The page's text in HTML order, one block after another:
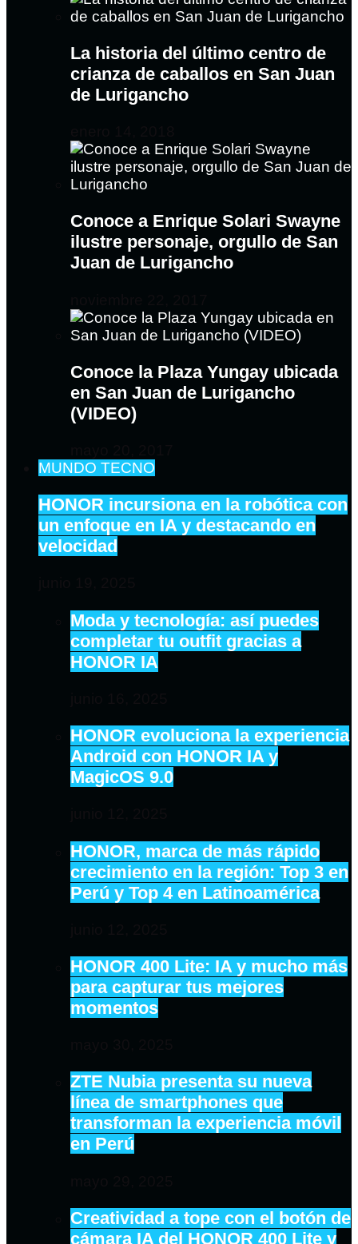
La historia del último centro de
crianza de caballos en San Juan
de Lurigancho
Conoce a Enrique Solari Swayne
ilustre personaje, orgullo de San
Juan de Lurigancho
Conoce la Plaza Yungay ubicada
en San Juan de Lurigancho
(VIDEO)
MUNDO TECNO
HONOR incursiona en la robótica con
un enfoque en IA y destacando en
velocidad
Moda y tecnología: así puedes
completar tu outfit gracias a
HONOR IA
HONOR evoluciona la experiencia
Android con HONOR IA y
MagicOS 9.0
HONOR, marca de más rápido
crecimiento en la región: Top 3 en
Perú y Top 4 en Latinoamérica
HONOR 400 Lite: IA y mucho más
para capturar tus mejores
momentos
ZTE Nubia presenta su nueva
línea de smartphones que
transforman la experiencia móvil
en Perú
Creatividad a tope con el botón de
cámara IA del HONOR 400 Lite y